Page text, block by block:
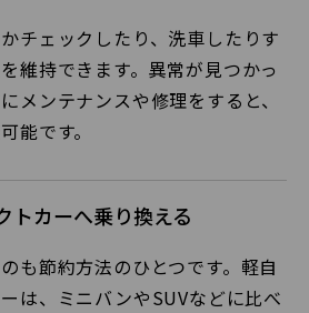
チェックしたり、洗車したりす
維持できます。異常が見つかっ
メンテナンスや修理をすると、
能です。
トカーへ乗り換える
も節約方法のひとつです。軽自
は、ミニバンやSUVなどに比べ